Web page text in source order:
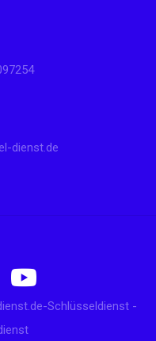
dienst.de
Schlüsseldienst -